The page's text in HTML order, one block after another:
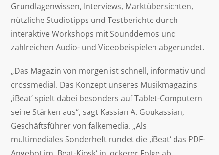
Grundlagenwissen, Interviews, Marktübersichten,
nützliche Studiotipps und Testberichte durch
interaktive Workshops mit Sounddemos und
zahlreichen Audio- und Videobeispielen abgerundet.
„Das Magazin von morgen ist schnell, informativ und
crossmedial. Das Konzept unseres Musikmagazins
,iBeat‘ spielt dabei besonders auf Tablet-Computern
seine Stärken aus“, sagt Kassian A. Goukassian,
Geschäftsführer von falkemedia. „Als
multimediales Sonderheft rundet die ,iBeat‘ das PDF-
Angebot im ,Beat-Kiosk‘ in lockerer Folge ab